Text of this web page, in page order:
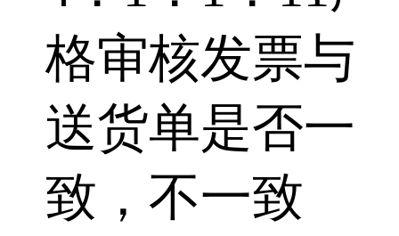
格审核发票与
送货单是否一
致，不一致